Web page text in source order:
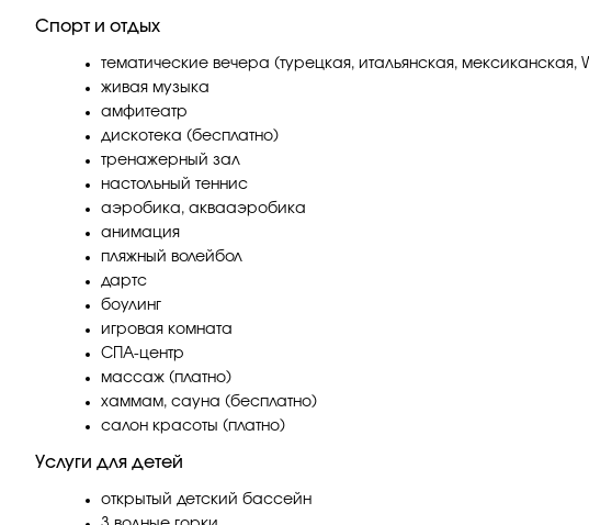
Спорт и отдых
тематические вечера (турецкая, итальянская,
живая музыка
амфитеатр
дискотека (бесплатно)
тренажерный зал
настольный теннис
аэробика, аквааэробика
анимация
пляжный волейбол
дартс
боулинг
игровая комната
СПА-центр
массаж (платно)
хаммам, сауна (бесплатно)
салон красоты (платно)
Услуги для детей
открытый детский бассейн